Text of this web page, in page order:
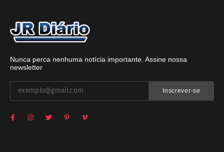
Nunca perca nenhuma notícia importante. Assine nossa
newsletter
Inscrever-se